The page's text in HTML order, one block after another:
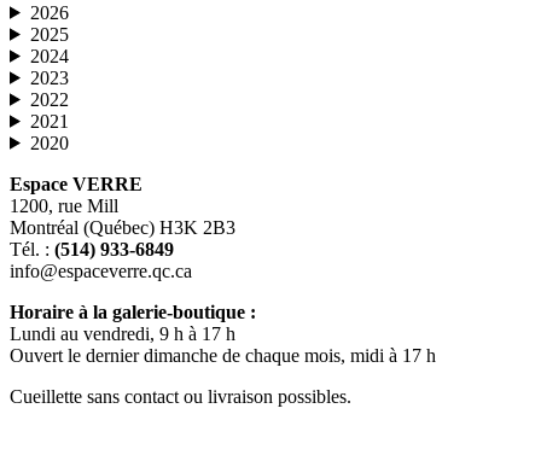
2026
2025
2024
2023
2022
2021
2020
Espace VERRE
1200, rue Mill
Montréal (Québec) H3K 2B3
Tél. : (514) 933-6849
info@espaceverre.qc.ca
Horaire à la galerie-boutique :
Lundi au vendredi, 9 h à 17 h
Ouvert le dernier dimanche de chaque mois, midi à 17 h
Cueillette sans contact ou livraison possibles.